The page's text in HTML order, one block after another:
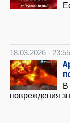
18.03.2026 -
В
повреждения